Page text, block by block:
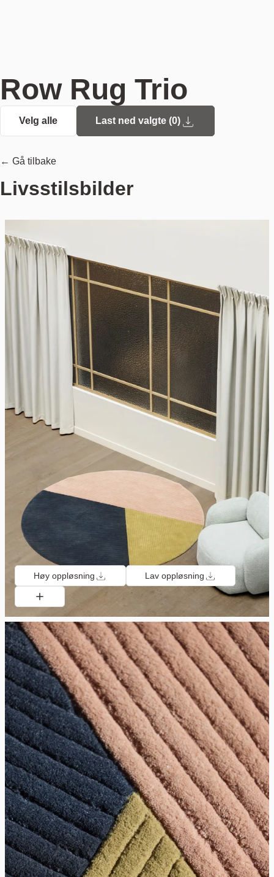
Row Rug Trio
Velg alle Last ned valgte (0)
← Gå tilbake
Livsstilsbilder
Høy oppløsning Lav oppløsning